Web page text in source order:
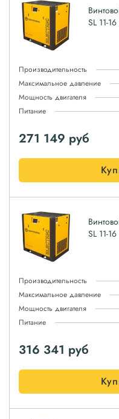
SL 11-
Производительность
Максимальное давление
Мощность двигателя
Питание
271 149 руб
SL 11-
Производительность
Максимальное давление
Мощность двигателя
Питание
316 341 руб